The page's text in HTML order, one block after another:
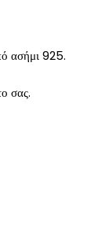
ασήμι 925.
σας.